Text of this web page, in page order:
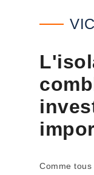
Comme tous